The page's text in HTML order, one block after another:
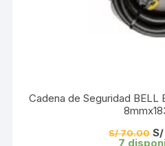
Cadena de Seguridad BELL
S/70.00 El
S/
7